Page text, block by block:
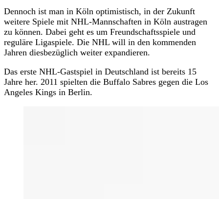
Dennoch ist man in Köln optimistisch, in der Zukunft
weitere Spiele mit NHL-Mannschaften in Köln austragen
zu können. Dabei geht es um Freundschaftsspiele und
reguläre Ligaspiele. Die NHL will in den kommenden
Jahren diesbezüglich weiter expandieren.
Das erste NHL-Gastspiel in Deutschland ist bereits 15
Jahre her. 2011 spielten die Buffalo Sabres gegen die Los
Angeles Kings in Berlin.